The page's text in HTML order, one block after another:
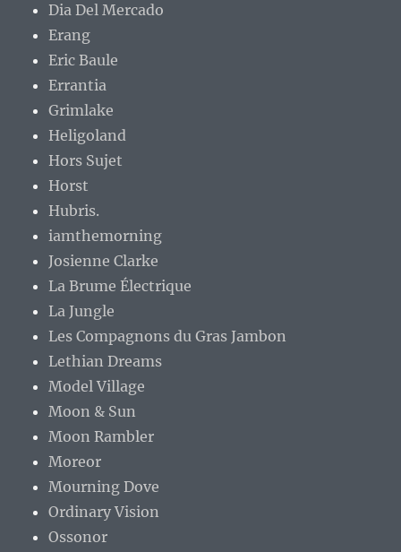
Dia Del Mercado
Erang
Eric Baule
Errantia
Grimlake
Heligoland
Hors Sujet
Horst
Hubris.
iamthemorning
Josienne Clarke
La Brume Électrique
La Jungle
Les Compagnons du Gras Jambon
Lethian Dreams
Model Village
Moon & Sun
Moon Rambler
Moreor
Mourning Dove
Ordinary Vision
Ossonor